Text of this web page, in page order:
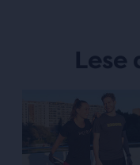
Lese